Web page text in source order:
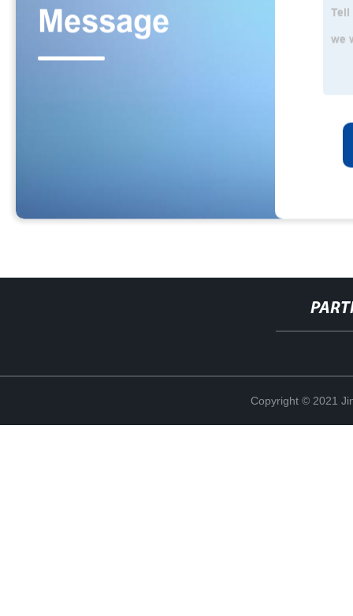
Copyright © 2021